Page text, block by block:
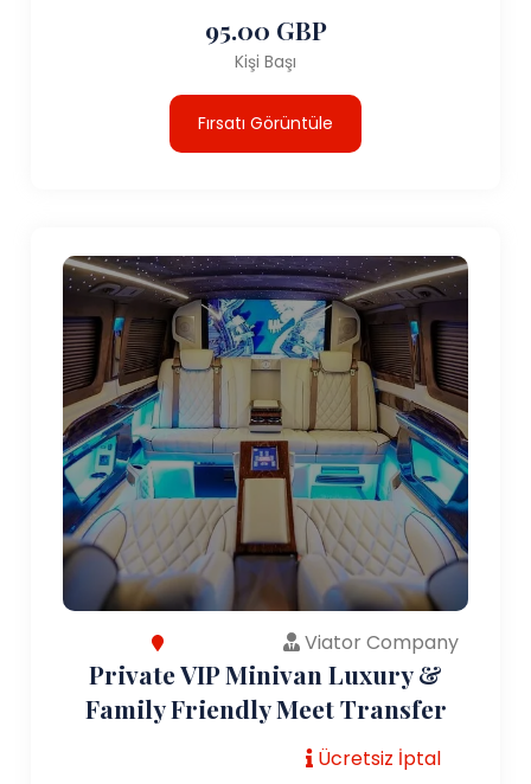
95.00 GBP
Kişi Başı
Fırsatı Görüntüle
Viator Company
Private VIP Minivan Luxury &
Family Friendly Meet Transfer
Ücretsiz İptal